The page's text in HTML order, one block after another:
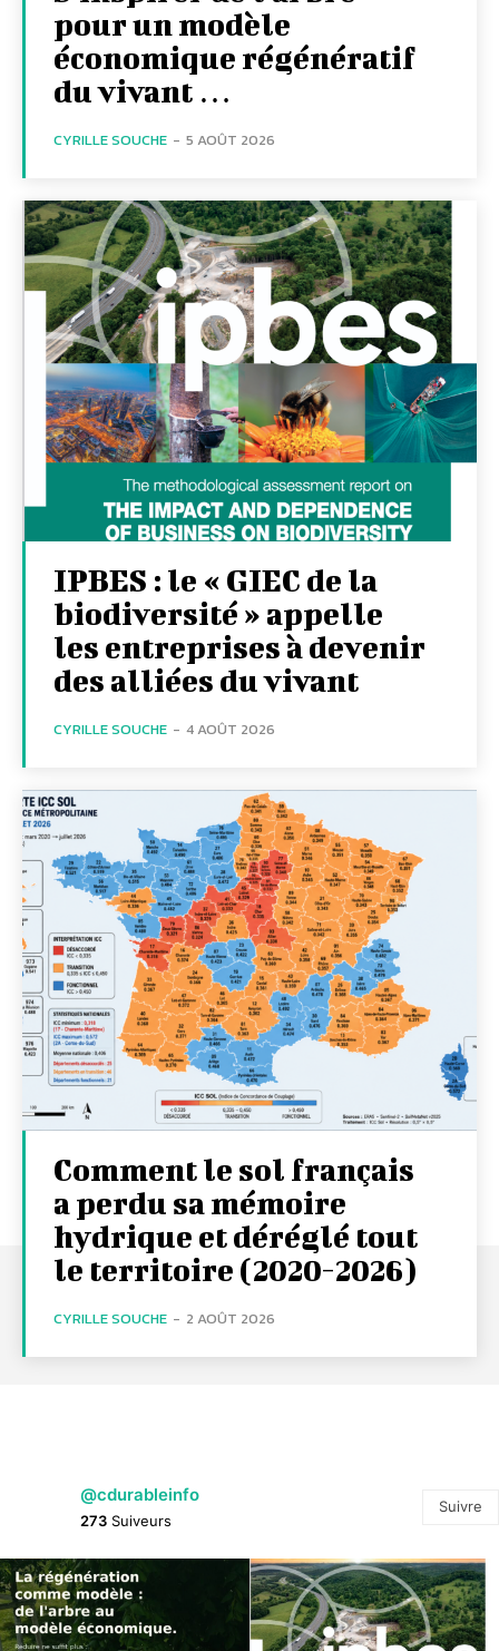
pour un modèle
économique régénératif
du vivant …
CYRILLE SOUCHE - 5 AOÛT 2026
IPBES : le « GIEC de la
biodiversité » appelle
les entreprises à devenir
des alliées du vivant
CYRILLE SOUCHE - 4 AOÛT 2026
Comment le sol français
a perdu sa mémoire
hydrique et déréglé tout
le territoire (2020-2026)
CYRILLE SOUCHE - 2 AOÛT 2026
@cdurableinfo
273 Suiveurs
Suivre